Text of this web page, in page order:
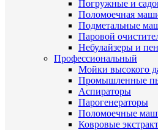
Погружные и
Поломоечная
Подметальные
Паровой
Небулайзеры и
Профессиональный
Мойки высокого
Промышленные
Аспираторы
Парогенераторы
Поломоечные
Ковровые